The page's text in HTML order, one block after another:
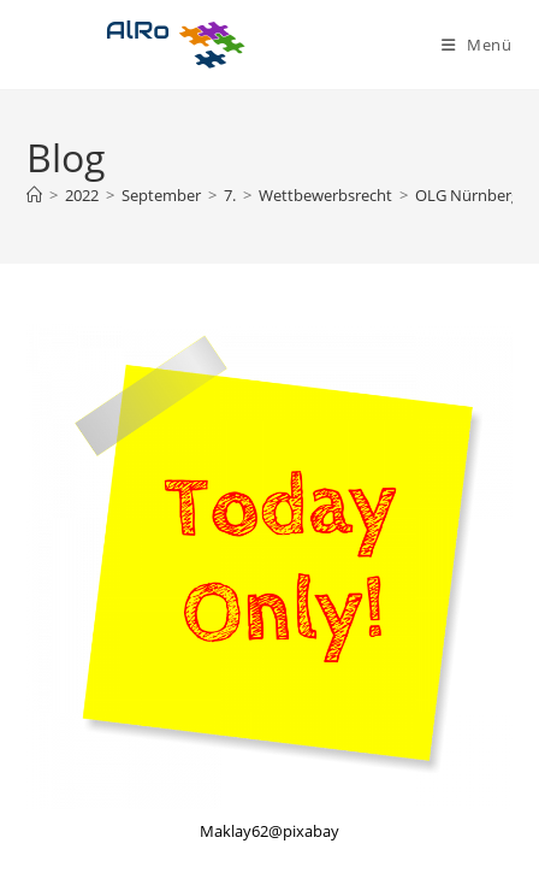
Menü
Blog
> 2022 > September > 7. > Wettbewerbsrecht > OLG Nürnberg:
Maklay62@pixabay